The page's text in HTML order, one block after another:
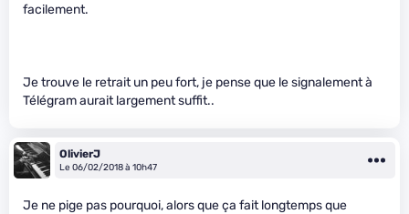
facilement.
Je trouve le retrait un peu fort, je pense que le signalement à
Télégram aurait largement suffit..
OlivierJ
Le 06/02/2018 à 10h47
Je ne pige pas pourquoi, alors que ça fait longtemps que